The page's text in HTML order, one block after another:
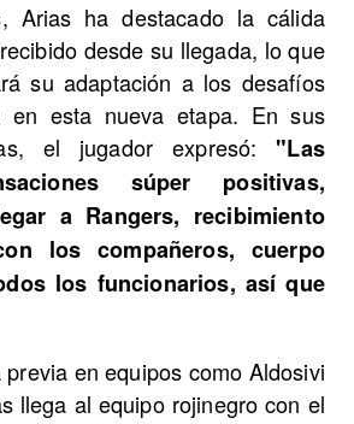
Arias ha destacado la cálida
desde su llegada, lo que
su adaptación a los desafíos
en esta nueva etapa. En sus
el jugador expresó: "Las
súper positivas,
a Rangers, recibimiento
los compañeros, cuerpo
los funcionarios, así que
en equipos como Aldosivi
llega al equipo rojinegro con el